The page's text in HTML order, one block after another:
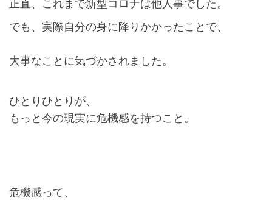
正直、これまで新型コロナは他人事でした。
でも、実際自分の身に降りかかったことで、
大事なことに気づかされました。
ひとりひとりが、
もっと今の現実に危機感を持つこと。
危機感って、